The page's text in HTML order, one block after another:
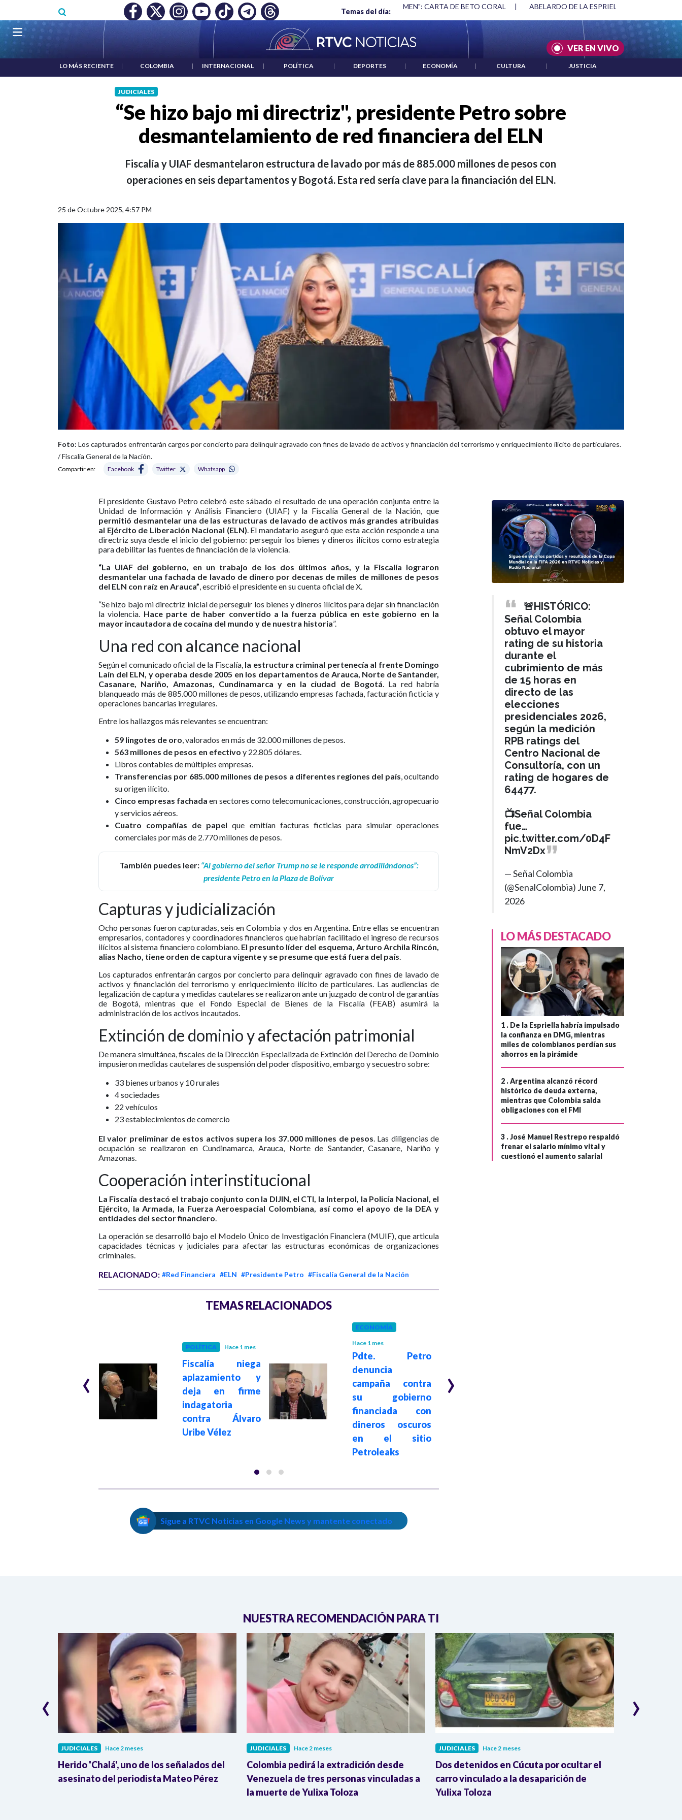
Temas del día:
MÍNIMO NO DESTRUYÓ EMPLEO: JP MORGAN | "HABLAR NO ES UN CRIMEN": CARTA DE BETO CORAL ABELARDO DE LA ESPRIELLA Y DMG ACUERDOS ENTRE ESTADOS UNIDOS E
VER EN VIVO
Navegación principal
LO MÁS RECIENTE | COLOMBIA | INTERNACIONAL | POLÍTICA | DEPORTES | ECONOMÍA | CULTURA | JUSTICIA
JUDICIALES
“Se hizo bajo mi directriz", presidente Petro sobre
desmantelamiento de red financiera del ELN
Fiscalía y UIAF desmantelaron estructura de lavado por más de 885.000 millones de pesos con
operaciones en seis departamentos y Bogotá. Esta red sería clave para la financiación del ELN.
25 de Octubre 2025, 4:57 PM
Foto: Los capturados enfrentarán cargos por concierto para delinquir agravado con fines de lavado de activos y financiación del terrorismo y enriquecimiento ilícito de particulares.
/ Fiscalía General de la Nación.
Compartir en: Facebook Twitter Whatsapp
El presidente Gustavo Petro celebró este sábado el resultado de una operación conjunta entre la
Unidad de Información y Análisis Financiero (UIAF) y la Fiscalía General de la Nación, que
permitió desmantelar una de las estructuras de lavado de activos más grandes atribuidas
al Ejército de Liberación Nacional (ELN). El mandatario aseguró que esta acción responde a una
directriz suya desde el inicio del gobierno: perseguir los bienes y dineros ilícitos como estrategia
para debilitar las fuentes de financiación de la violencia.
“La UIAF del gobierno, en un trabajo de los dos últimos años, y la Fiscalía lograron
desmantelar una fachada de lavado de dinero por decenas de miles de millones de pesos
del ELN con raíz en Arauca”, escribió el presidente en su cuenta oficial de X.
“Se hizo bajo mi directriz inicial de perseguir los bienes y dineros ilícitos para dejar sin financiación
la violencia. Hace parte de haber convertido a la fuerza pública en este gobierno en la
mayor incautadora de cocaína del mundo y de nuestra historia”.
Una red con alcance nacional
Según el comunicado oficial de la Fiscalía,la estructura criminal pertenecía al frente Domingo
Laín del ELN, y operaba desde 2005 en los departamentos de Arauca, Norte de Santander,
Casanare, Nariño, Amazonas, Cundinamarca y en la ciudad de Bogotá. La red habría
blanqueado más de 885.000 millones de pesos, utilizando empresas fachada, facturación ficticia y
operaciones bancarias irregulares.
Entre los hallazgos más relevantes se encuentran:
59 lingotes de oro, valorados en más de 32.000 millones de pesos.
563 millones de pesos en efectivo y 22.805 dólares.
Libros contables de múltiples empresas.
Transferencias por 685.000 millones de pesos a diferentes regiones del país, ocultando
su origen ilícito.
Cinco empresas fachada en sectores como telecomunicaciones, construcción, agropecuario
y servicios aéreos.
Cuatro compañías de papel que emitían facturas ficticias para simular operaciones
comerciales por más de 2.770 millones de pesos.
También puedes leer: “Al gobierno del señor Trump no se le responde arrodillándonos”:
presidente Petro en la Plaza de Bolívar
Capturas y judicialización
Ocho personas fueron capturadas, seis en Colombia y dos en Argentina. Entre ellas se encuentran
empresarios, contadores y coordinadores financieros que habrían facilitado el ingreso de recursos
ilícitos al sistema financiero colombiano.El presunto líder del esquema, Arturo Archila Rincón,
alias Nacho, tiene orden de captura vigente y se presume que está fuera del país.
Los capturados enfrentarán cargos por concierto para delinquir agravado con fines de lavado de
activos y financiación del terrorismo y enriquecimiento ilícito de particulares. Las audiencias de
legalización de captura y medidas cautelares se realizaron ante un juzgado de control de garantías
de Bogotá, mientras que el Fondo Especial de Bienes de la Fiscalía (FEAB) asumirá la
administración de los activos incautados.
Extinción de dominio y afectación patrimonial
De manera simultánea, fiscales de la Dirección Especializada de Extinción del Derecho de Dominio
impusieron medidas cautelares de suspensión del poder dispositivo, embargo y secuestro sobre:
33 bienes urbanos y 10 rurales
4 sociedades
22 vehículos
23 establecimientos de comercio
El valor preliminar de estos activos supera los 37.000 millones de pesos. Las diligencias de
ocupación se realizaron en Cundinamarca, Arauca, Norte de Santander, Casanare, Nariño y
Amazonas.
Cooperación interinstitucional
La Fiscalía destacó el trabajo conjunto con la DIJIN, el CTI, la Interpol, la Policía Nacional, el
Ejército, la Armada, la Fuerza Aeroespacial Colombiana, así como el apoyo de la DEA y
entidades del sector financiero.
La operación se desarrolló bajo el Modelo Único de Investigación Financiera (MUIF), que articula
capacidades técnicas y judiciales para afectar las estructuras económicas de organizaciones
criminales.
RELACIONADO: #Red Financiera #ELN #Presidente Petro #Fiscalía General de la Nación
TEMAS RELACIONADOS
más empleo:
POLÍTICA Hace 1 mes
Fiscalía niega
aplazamiento y
deja en firme
indagatoria
contra Álvaro
Uribe Vélez
ECONOMÍA
Hace 1 mes
Pdte. Petro
denuncia
campaña contra
su gobierno
financiada con
dineros oscuros
en el sitio
Petroleaks
‹ ›
Sigue a RTVC Noticias en Google News y mantente conectado
🚨HISTÓRICO:
Señal Colombia
obtuvo el mayor
rating de su historia
durante el
cubrimiento de más
de 15 horas en
directo de las
elecciones
presidenciales 2026,
según la medición
RPB ratings del
Centro Nacional de
Consultoría, con un
rating de hogares de
64477.
📺Señal Colombia
fue…
pic.twitter.com/0D4F
NmV2Dx
— Señal Colombia
(@SenalColombia) June 7,
2026
LO MÁS DESTACADO
1 . De la Espriella habría impulsado
la confianza en DMG, mientras
miles de colombianos perdían sus
ahorros en la pirámide
2 .Argentina alcanzó récord
histórico de deuda externa,
mientras que Colombia salda
obligaciones con el FMI
3 .José Manuel Restrepo respaldó
frenar el salario mínimo vital y
cuestionó el aumento salarial
NUESTRA RECOMENDACIÓN PARA TI
JUDICIALES Hace 2 meses
Herido 'Chalá', uno de los señalados del
asesinato del periodista Mateo Pérez
JUDICIALES Hace 2 meses
Colombia pedirá la extradición desde
Venezuela de tres personas vinculadas a
la muerte de Yulixa Toloza
JUDICIALES Hace 2 meses
Dos detenidos en Cúcuta por ocultar el
carro vinculado a la desaparición de
Yulixa Toloza
‹ ›